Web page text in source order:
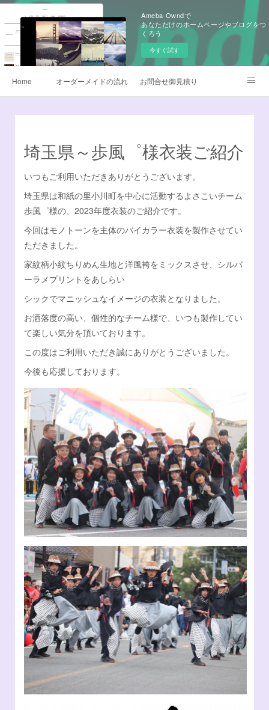
Ameba Owndで
あなただけのホームページやブログをつ
くろう
今すぐ試す
Home オーダーメイドの流れ お問合せ御見積り
衣装サイズについて データご入稿について
チームロゴデザイン 衣装のお手入れ方法
Facebook オンラインSHOP
埼玉県～歩風゜様衣装ご紹介
いつもご利用いただきありがとうございます。
埼玉県は和紙の里小川町を中心に活動するよさこいチーム
歩風゜様の、2023年度衣装のご紹介です。
今回はモノトーンを主体のバイカラー衣装を製作させてい
ただきました。
家紋柄小紋ちりめん生地と洋風袴をミックスさせ、シルバ
ーラメプリントをあしらい
シックでマニッシュなイメージの衣装となりました。
お洒落度の高い、個性的なチーム様で、いつも製作してい
て楽しい気分を頂いております。
この度はご利用いただき誠にありがとうございました。
今後も応援しております。